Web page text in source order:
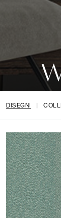
DISEGNI